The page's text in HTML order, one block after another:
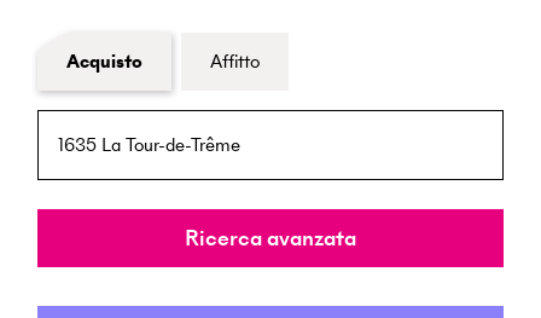
Modulo di ricerca immobiliare
Acquisto Affitto
NPA / Località
Raggio
Ricerca avanzata